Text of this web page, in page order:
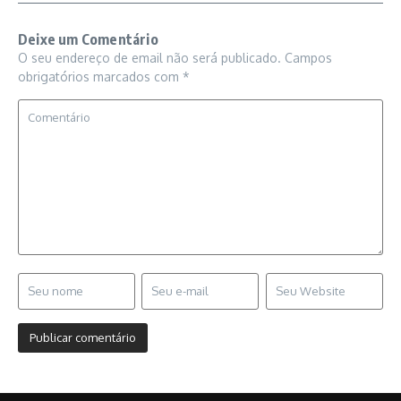
Deixe um Comentário
O seu endereço de email não será publicado. Campos
obrigatórios marcados com *